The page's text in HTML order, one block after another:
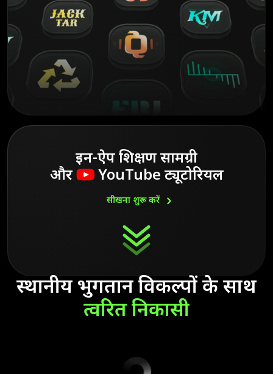
इन-ऐप शिक्षण सामग्री
और
YouTube ट्यूटोरियल
सीखना शुरूकरें
स्थानीय भुगतान विकल्पों के साथ
त्वरितनिकासी